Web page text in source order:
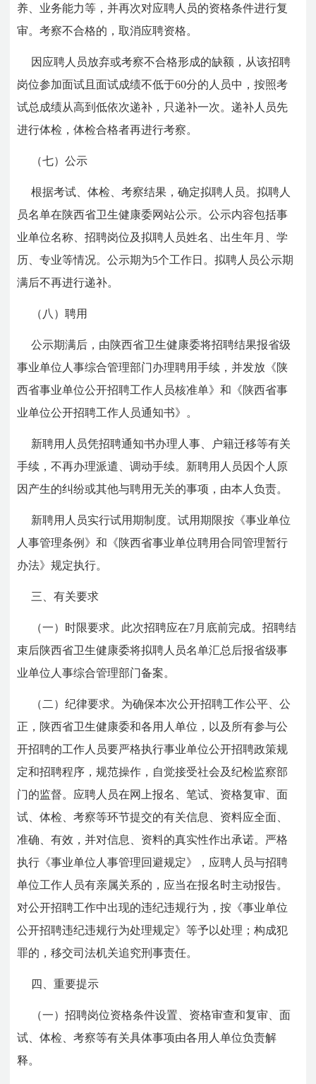
养、业务能力等，并再次对应聘人员的资格条件进行复
审。考察不合格的，取消应聘资格。
因应聘人员放弃或考察不合格形成的缺额，从该招聘
岗位参加面试且面试成绩不低于60分的人员中，按照考
试总成绩从高到低依次递补，只递补一次。递补人员先
进行体检，体检合格者再进行考察。
（七）公示
根据考试、体检、考察结果，确定拟聘人员。拟聘人
员名单在陕西省卫生健康委网站公示。公示内容包括事
业单位名称、招聘岗位及拟聘人员姓名、出生年月、学
历、专业等情况。公示期为5个工作日。拟聘人员公示期
满后不再进行递补。
（八）聘用
公示期满后，由陕西省卫生健康委将招聘结果报省级
事业单位人事综合管理部门办理聘用手续，并发放《陕
西省事业单位公开招聘工作人员核准单》和《陕西省事
业单位公开招聘工作人员通知书》。
新聘用人员凭招聘通知书办理人事、户籍迁移等有关
手续，不再办理派遣、调动手续。新聘用人员因个人原
因产生的纠纷或其他与聘用无关的事项，由本人负责。
新聘用人员实行试用期制度。试用期限按《事业单位
人事管理条例》和《陕西省事业单位聘用合同管理暂行
办法》规定执行。
三、有关要求
（一）时限要求。此次招聘应在7月底前完成。招聘结
束后陕西省卫生健康委将拟聘人员名单汇总后报省级事
业单位人事综合管理部门备案。
（二）纪律要求。为确保本次公开招聘工作公平、公
正，陕西省卫生健康委和各用人单位，以及所有参与公
开招聘的工作人员要严格执行事业单位公开招聘政策规
定和招聘程序，规范操作，自觉接受社会及纪检监察部
门的监督。应聘人员在网上报名、笔试、资格复审、面
试、体检、考察等环节提交的有关信息、资料应全面、
准确、有效，并对信息、资料的真实性作出承诺。严格
执行《事业单位人事管理回避规定》，应聘人员与招聘
单位工作人员有亲属关系的，应当在报名时主动报告。
对公开招聘工作中出现的违纪违规行为，按《事业单位
公开招聘违纪违规行为处理规定》等予以处理；构成犯
罪的，移交司法机关追究刑事责任。
四、重要提示
（一）招聘岗位资格条件设置、资格审查和复审、面
试、体检、考察等有关具体事项由各用人单位负责解
释。